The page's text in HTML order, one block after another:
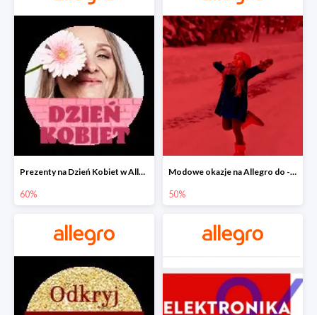
Prezenty na Dzień Kobiet w Allegro do -60%
60%
Modowe okazje na Allegro do -50%
50%